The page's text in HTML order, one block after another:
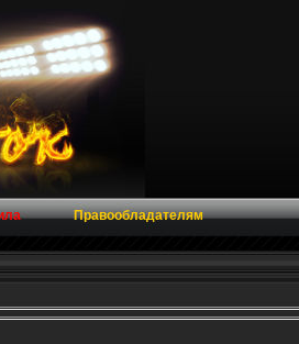
Правообладателям